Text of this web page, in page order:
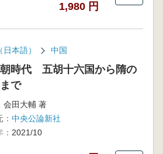
1,980 円
本語） 中国
時代 五胡十六国から隋の
で
会田大輔 著
中央公論新社
2021/10